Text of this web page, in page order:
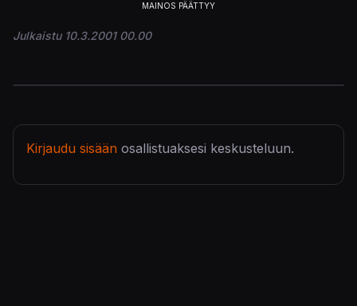
Julkaistu 10.3.2001 00.00
Kirjaudu sisään osallistuaksesi keskusteluun.